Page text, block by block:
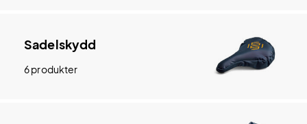
Sadelskydd
6 produkter